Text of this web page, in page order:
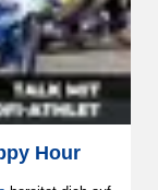
Hour